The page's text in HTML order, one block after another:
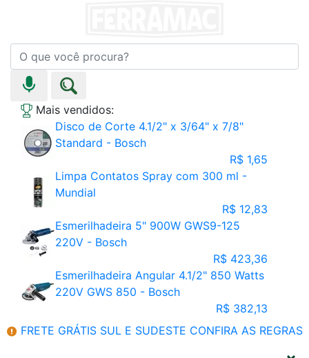
Mais vendidos:
Disco de Corte 4.1/2" x 3/64" x 7/8"
Standard - Bosch
R$ 1,65
Limpa Contatos Spray com 300 ml -
Mundial
R$ 12,83
Esmerilhadeira 5" 900W GWS9-125
220V - Bosch
R$ 423,36
Esmerilhadeira Angular 4.1/2" 850 Watts
220V GWS 850 - Bosch
R$ 382,13
FRETE GRÁTIS SUL E SUDESTE CONFIRA AS REGRAS